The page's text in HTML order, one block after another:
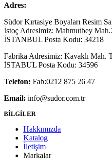
Adres:
Südor Kırtasiye Boyaları Resim
İstoç Adresimiz: Mahmutbey
İSTANBUL Posta Kodu: 34218
Fabrika Adresimiz: Kavaklı
İSTABUL Posta Kodu: 34596
Telefon: Fab:0212 875 26 47
Email: info@sudor.com.tr
BİLGİLER
Hakkımızda
Katalog
İletişim
Markalar